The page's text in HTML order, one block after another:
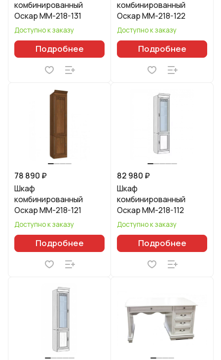
комбинированный
Оскар ММ-218-131
Доступно к заказу
Подробнее
комбинированный
Оскар ММ-218-122
Доступно к заказу
Подробнее
78 890 ₽
Шкаф
комбинированный
Оскар ММ-218-121
Доступно к заказу
Подробнее
82 980 ₽
Шкаф
комбинированный
Оскар ММ-218-112
Доступно к заказу
Подробнее